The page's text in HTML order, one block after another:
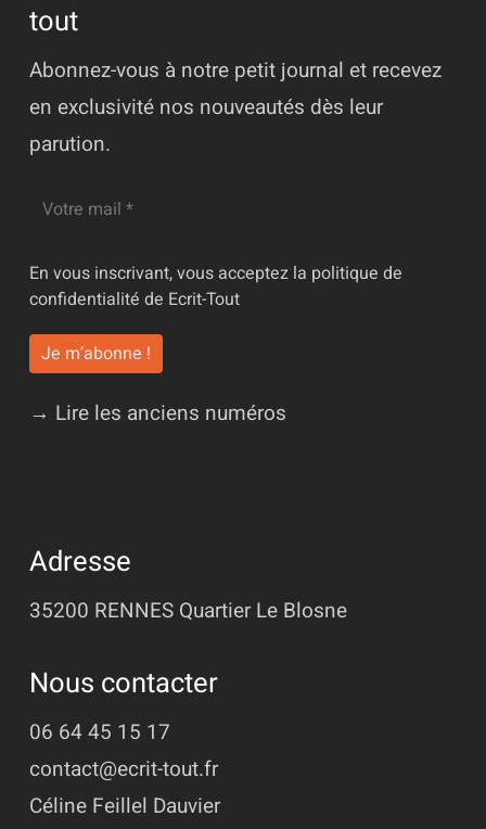
tout
Abonnez-vous à notre petit journal et recevez
en exclusivité nos nouveautés dès leur
parution.
En vous inscrivant, vous acceptez la politique de
confidentialité de Ecrit-Tout
→ Lire les anciens numéros
Adresse
35200 RENNES Quartier Le Blosne
Nous contacter
06 64 45 15 17
contact@ecrit-tout.fr
Céline Feillel Dauvier